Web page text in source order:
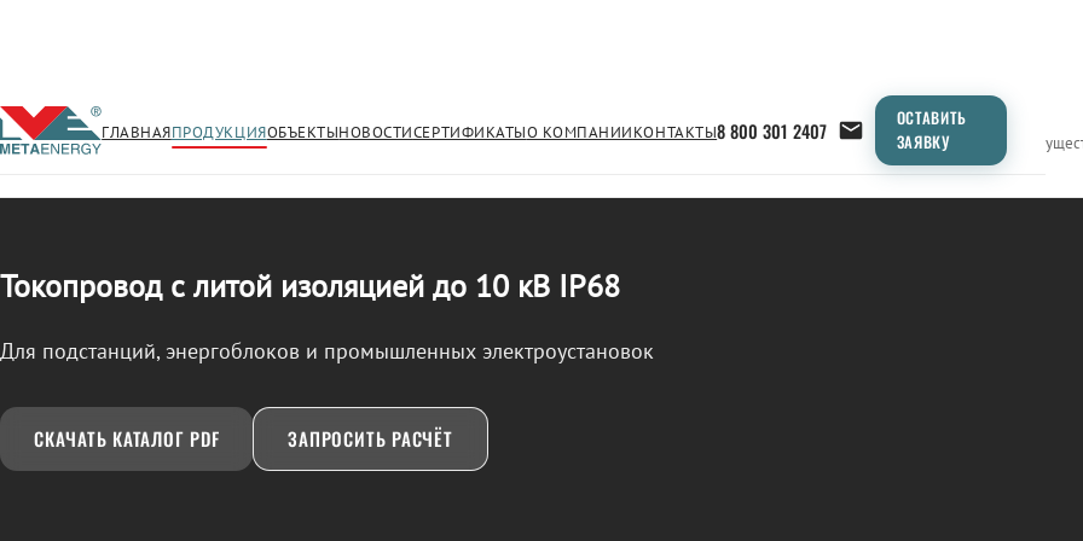
ГЛАВНАЯПРОДУКЦИЯОБЪЕКТЫНОВОСТИСЕРТИФИКАТЫО КОМПАНИИКОНТАКТЫ8 800 301 2407
ОСТАВИТЬ
ЗАЯВКУ
← Продукция/ТОКОПРОВОД Применение Продукция ТипоразмерыСравнение
Токопровод с литой изоляцией до 10 кВ IP68
Для подстанций, энергоблоков и промышленных электроустановок
СКАЧАТЬ КАТАЛОГ PDF ЗАПРОСИТЬ РАСЧЁТ